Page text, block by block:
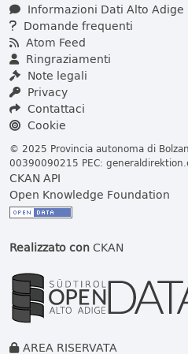
Informazioni Dati Alto Adige
Domande frequenti
Atom Feed
Ringraziamenti
Note legali
Privacy
Contattaci
Cookie
© 2025 Provincia autonoma di
00390090215 PEC:
CKAN API
Open Knowledge Foundation
Realizzato conCKAN
AREA RISERVATA